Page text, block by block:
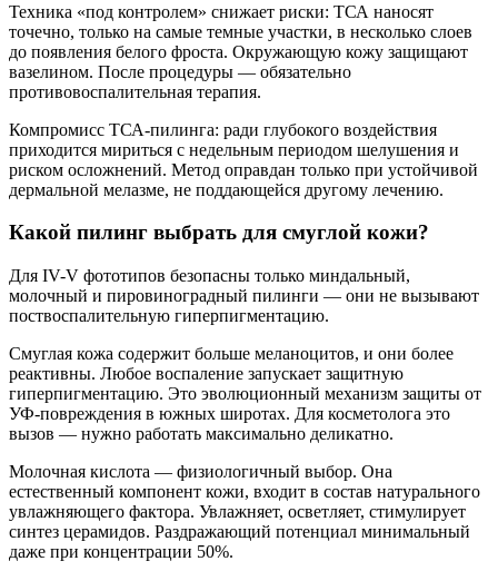
Техника «под контролем» снижает риски: ТСА наносят
точечно, только на самые темные участки, в несколько слоев
до появления белого фроста. Окружающую кожу защищают
вазелином. После процедуры — обязательно
противовоспалительная терапия.
Компромисс ТСА-пилинга: ради глубокого воздействия
приходится мириться с недельным периодом шелушения и
риском осложнений. Метод оправдан только при устойчивой
дермальной мелазме, не поддающейся другому лечению.
Какой пилинг выбрать для смуглой кожи?
Для IV-V фототипов безопасны только миндальный,
молочный и пировиноградный пилинги — они не вызывают
поствоспалительную гиперпигментацию.
Смуглая кожа содержит больше меланоцитов, и они более
реактивны. Любое воспаление запускает защитную
гиперпигментацию. Это эволюционный механизм защиты от
УФ-повреждения в южных широтах. Для косметолога это
вызов — нужно работать максимально деликатно.
Молочная кислота — физиологичный выбор. Она
естественный компонент кожи, входит в состав натурального
увлажняющего фактора. Увлажняет, осветляет, стимулирует
синтез церамидов. Раздражающий потенциал минимальный
даже при концентрации 50%.